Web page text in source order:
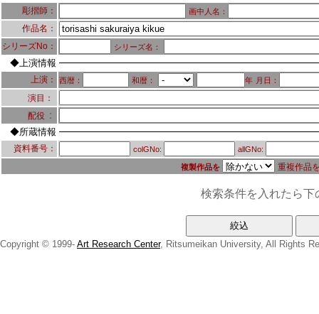
彫摺師： 画中人名：
作品名：
シリーズNo：
シリーズ名：
◆上演情報
上演： 西暦： 和暦： 年 月日：
演目：
配役 ：
◆所蔵情報
資料番号： colGNo: allGNo:
複製作品を 重複作品
検索条件を入れたら
Copyright © 1999- Art Research Center, Ritsumeikan University, All Rights